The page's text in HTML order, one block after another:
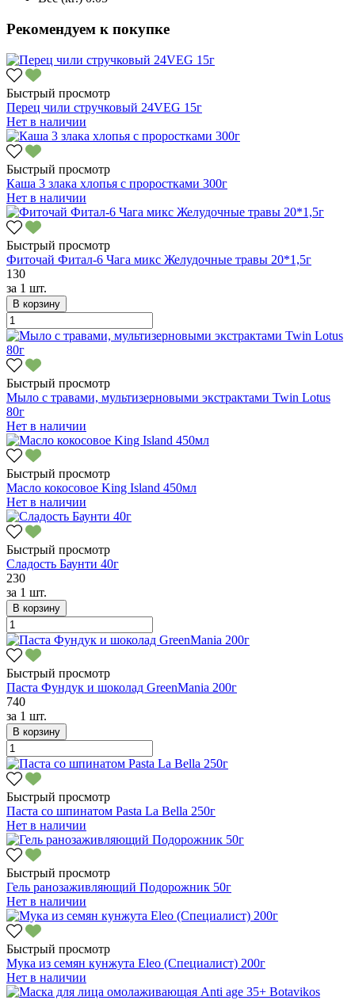
Рекомендуем к покупке
Быстрый просмотр
Перец чили стручковый 24VEG 15г
Нет в наличии
Быстрый просмотр
Каша 3 злака хлопья с проростками 300г
Нет в наличии
Быстрый просмотр
Фиточай Фитал-6 Чага микс Желудочные травы 20*1,5г
130
за 1 шт.
В корзину
Быстрый просмотр
Мыло с травами, мультизерновыми экстрактами Twin Lotus
80г
Нет в наличии
Быстрый просмотр
Масло кокосовое King Island 450мл
Нет в наличии
Быстрый просмотр
Сладость Баунти 40г
230
за 1 шт.
В корзину
Быстрый просмотр
Паста Фундук и шоколад GreenMania 200г
740
за 1 шт.
В корзину
Быстрый просмотр
Паста со шпинатом Pasta La Bella 250г
Нет в наличии
Быстрый просмотр
Гель ранозаживляющий Подорожник 50г
Нет в наличии
Быстрый просмотр
Мука из семян кунжута Eleo (Специалист) 200г
Нет в наличии